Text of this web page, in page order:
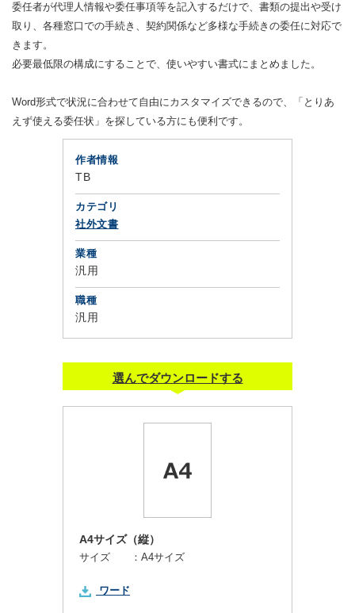
委任者が代理人情報や委任事項等を記入するだけで、書類の提出や受け
取り、各種窓口での手続き、契約関係など多様な手続きの委任に対応で
きます。
必要最低限の構成にすることで、使いやすい書式にまとめました。
Word形式で状況に合わせて自由にカスタマイズできるので、「とりあ
えず使える委任状」を探している方にも便利です。
作者情報
TB
カテゴリ
社外文書
業種
汎用
職種
汎用
選んでダウンロードする
A4サイズ（縦）
サイズ ： A4サイズ
ワード